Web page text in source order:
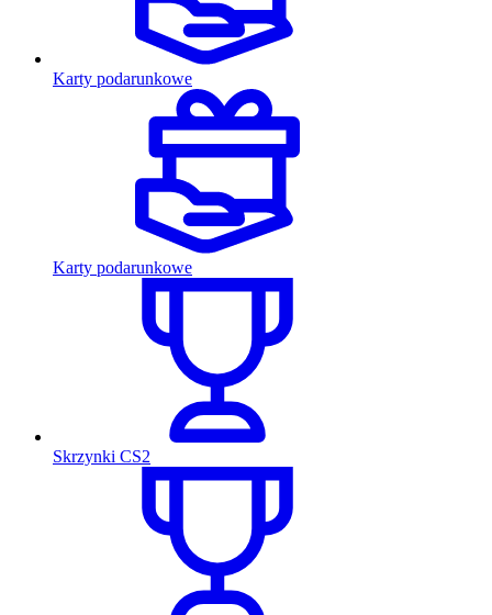
Karty podarunkowe
Karty podarunkowe
Skrzynki CS2